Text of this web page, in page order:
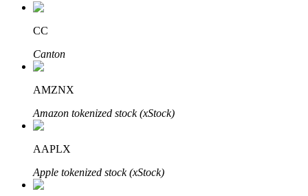
CC
Canton
AMZNX
Amazon tokenized stock (xStock)
AAPLX
Apple tokenized stock (xStock)